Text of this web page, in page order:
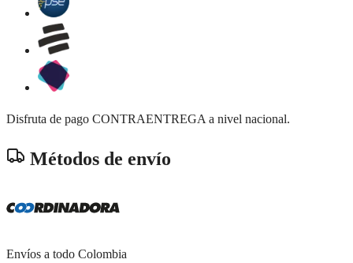
Disfruta de pago CONTRAENTREGA a nivel nacional.
Métodos de envío
Envíos a todo Colombia